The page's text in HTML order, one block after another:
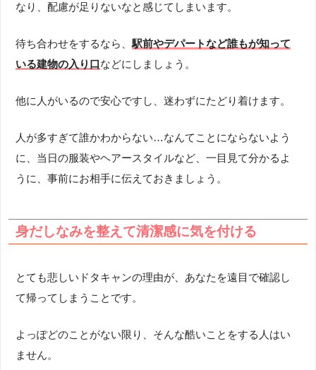
なり、配慮が足りないなと感じてしまいます。
待ち合わせをするなら、駅前やデパートなど誰もが知って
いる建物の入り口などにしましょう。
他に人がいるので安心ですし、迷わずにたどり着けます。
人が多すぎて誰かわからない…なんてことにならないよう
に、当日の服装やヘアースタイルなど、一目見て分かるよ
うに、事前にお相手に伝えておきましょう。
身だしなみを整えて清潔感に気を付ける
とても悲しいドタキャンの理由が、あなたを遠目で確認し
て帰ってしまうことです。
よっぽどのことがない限り、そんな酷いことをする人はい
ません。